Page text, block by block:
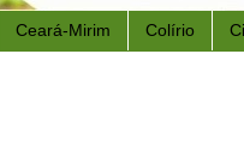
Ceará-Mirim Colírio